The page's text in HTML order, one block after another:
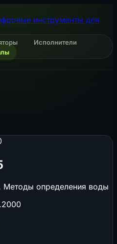
инструменты для
Исполнители
определения воды